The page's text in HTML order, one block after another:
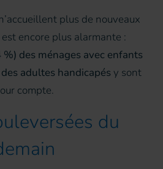
plus de nouveaux
encore plus alarmante :
des ménages avec enfants
adultes handicapés y sont
compte.
du